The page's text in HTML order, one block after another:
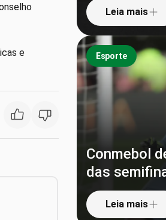
e
Leia mais
Esporte
Conmebol
das
Leia mais